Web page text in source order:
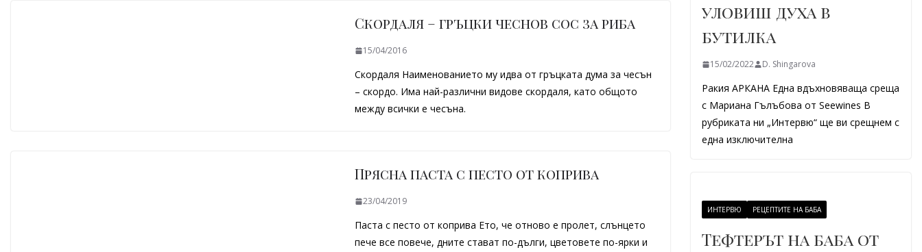
Скордаля – гръцки чеснов сос за риба
15/04/2016
Скордаля Наименованието му идва от гръцката дума за чесън
– скордо. Има най-различни видове скордаля, като общото
между всички е чесъна.
Прясна паста с песто от коприва
23/04/2019
Паста с песто от коприва Ето, че отново е пролет, слънцето
пече все повече, дните стават по-дълги, цветовете по-ярки и
уловиш духа в
бутилка
15/02/2022 D. Shingarova
Ракия АРКАНА Една вдъхновяваща среща
с Мариана Гълъбова от Seewines В
рубриката ни „Интервю“ ще ви срещнем с
една изключителна
ИНТЕРВЮ РЕЦЕПТИТЕ НА БАБА
Тефтерът на баба от